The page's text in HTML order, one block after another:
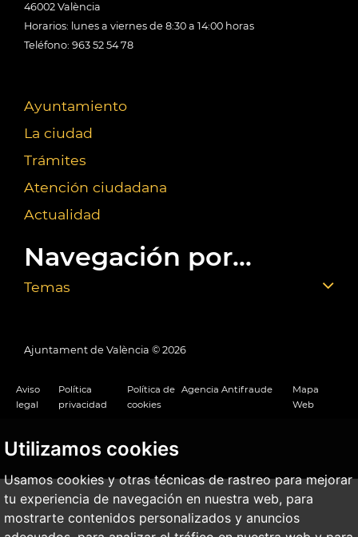
Utilizamos cookies
Usamos cookies y otras técnicas de rastreo para mejorar
tu experiencia de navegación en nuestra web, para
mostrarte contenidos personalizados y anuncios
46002 València
Horarios: lunes a viernes de 8:30 a 14:00 horas
Teléfono: 963 52 54 78
Ayuntamiento
La ciudad
Trámites
Atención ciudadana
Actualidad
Navegación por...
Temas
Ajuntament de València © 2026
Aviso
legal
Política
privacidad
Política de
cookies
Agencia Antifraude
Mapa
Web